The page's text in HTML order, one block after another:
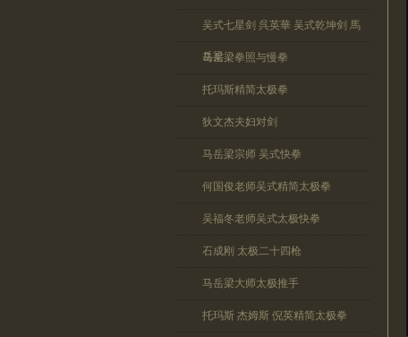
吴式七星剑 呉英華 吴式乾坤剑 馬
岳梁
马岳梁拳照与慢拳
托玛斯精简太极拳
狄文杰夫妇对剑
马岳梁宗师 吴式快拳
何国俊老师吴式精简太极拳
吴福冬老师吴式太极快拳
石成刚 太极二十四枪
马岳梁大师太极推手
托玛斯 杰姆斯 倪英精简太极拳